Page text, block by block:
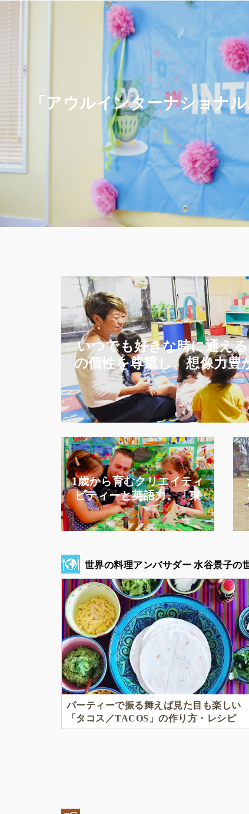
「アウルインターナショナ
いつでも好きな時に通え
の個性を尊重し、想像力
る
1歳から育むクリエイティ
ビティーと英語力。「東
京クリエイターズキッ
ズ」のプリスクール・幼
創造力豊かに子どもたち
が育つための環境を提供
しています。
水谷景子の
パーティーで振る舞えば見た目も楽しい
「タコス／TACOS」の作り方・レシピ